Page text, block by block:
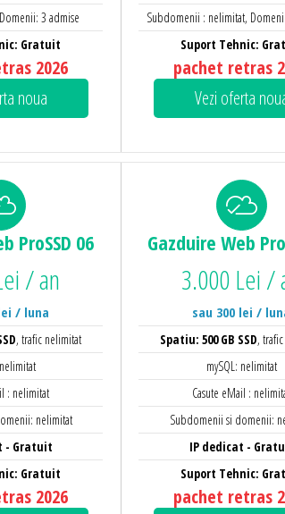
3 admise
Gratuit
2026
noua
Subdomenii : nelimitat,
Suport Tehnic:
pachet retras
Vezi oferta
ProSSD 06
/ an
/ luna
, trafic nelimitat
: nelimitat
nelimitat
- Gratuit
Gratuit
2026
Gazduire Web
3.000 Lei /
sau 300 lei /
Spatiu: 500 GB SSD,
mySQL: nelimitat
Casute eMail :
Subdomenii si domenii:
IP dedicat -
Suport Tehnic:
pachet retras